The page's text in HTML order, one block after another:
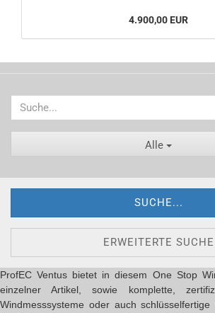
4.900,00 EUR
Alle
SUCHE...
ERWEITERTE SUCHE
ProfEC Ventus bietet in diesem One Stop
einzelner Artikel, sowie komplette,
Windmesssysteme oder auch schlüsselfertige